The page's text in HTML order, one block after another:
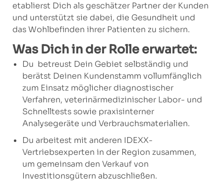
etablierst Dich als geschätzer Partner der Kunden
und unterstützt sie dabei, die Gesundheit und
das Wohlbefinden ihrer Patienten zu sichern.
Was Dich in der Rolle erwartet:
Du betreust Dein Gebiet selbständig und
berätst Deinen Kundenstamm vollumfänglich
zum Einsatz möglicher diagnostischer
Verfahren, veterinärmedizinischer Labor- und
Schnelltests sowie praxisinterner
Analysegeräte und Verbrauchsmaterialien.
Du arbeitest mit anderen IDEXX-
Vertriebsexperten in der Region zusammen,
um gemeinsam den Verkauf von
Investitionsgütern abzuschließen.